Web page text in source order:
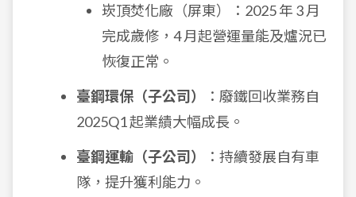
崁頂焚化廠（屏東）：2025 年 3 月
完成歲修，4 月起營運量能及爐況已
恢復正常。
臺鋼環保（子公司）
：廢鐵回收業務自
2025Q1 起業績大幅成長。
臺鋼運輸（子公司）
：持續發展自有車
隊，提升獲利能力。